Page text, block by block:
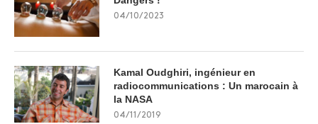
04/10/2023
Kamal Oudghiri, ingénieur en
radiocommunications : Un marocain à
la NASA
04/11/2019